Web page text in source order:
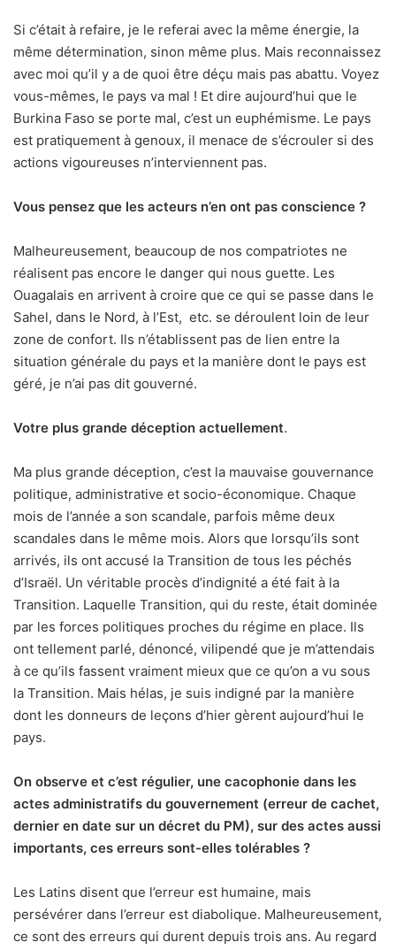
Si c’était à refaire, je le referai avec la même énergie, la
même détermination, sinon même plus. Mais reconnaissez
avec moi qu’il y a de quoi être déçu mais pas abattu. Voyez
vous-mêmes, le pays va mal ! Et dire aujourd’hui que le
Burkina Faso se porte mal, c’est un euphémisme. Le pays
est pratiquement à genoux, il menace de s’écrouler si des
actions vigoureuses n’interviennent pas.
Vous pensez que les acteurs n’en ont pas conscience ?
Malheureusement, beaucoup de nos compatriotes ne
réalisent pas encore le danger qui nous guette. Les
Ouagalais en arrivent à croire que ce qui se passe dans le
Sahel, dans le Nord, à l’Est, etc. se déroulent loin de leur
zone de confort. Ils n’établissent pas de lien entre la
situation générale du pays et la manière dont le pays est
géré, je n’ai pas dit gouverné.
Votre plus grande déception actuellement.
Ma plus grande déception, c’est la mauvaise gouvernance
politique, administrative et socio-économique. Chaque
mois de l’année a son scandale, parfois même deux
scandales dans le même mois. Alors que lorsqu’ils sont
arrivés, ils ont accusé la Transition de tous les péchés
d’Israël. Un véritable procès d’indignité a été fait à la
Transition. Laquelle Transition, qui du reste, était dominée
par les forces politiques proches du régime en place. Ils
ont tellement parlé, dénoncé, vilipendé que je m’attendais
à ce qu’ils fassent vraiment mieux que ce qu’on a vu sous
la Transition. Mais hélas, je suis indigné par la manière
dont les donneurs de leçons d’hier gèrent aujourd’hui le
pays.
On observe et c’est régulier, une cacophonie dans les
actes administratifs du gouvernement (erreur de cachet,
dernier en date sur un décret du PM), sur des actes aussi
importants, ces erreurs sont-elles tolérables ?
Les Latins disent que l’erreur est humaine, mais
persévérer dans l’erreur est diabolique. Malheureusement,
ce sont des erreurs qui durent depuis trois ans. Au regard